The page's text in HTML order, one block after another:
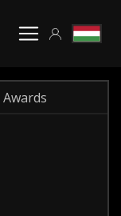
Awards